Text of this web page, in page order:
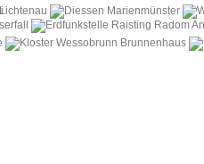
i